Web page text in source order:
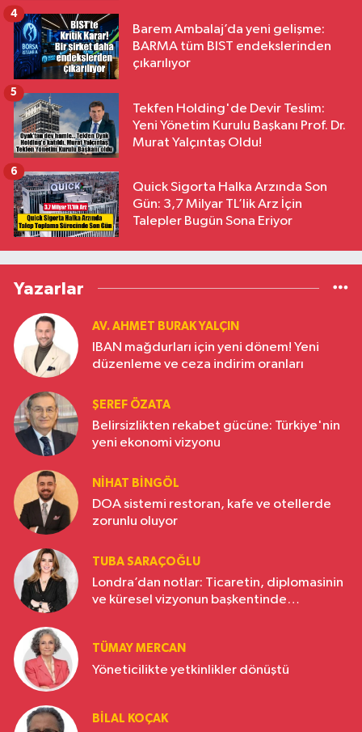
Barem Ambalaj’da yeni gelişme:
BARMA tüm BIST endekslerinden
çıkarılıyor
4
Tekfen Holding'de Devir Teslim:
Yeni Yönetim Kurulu Başkanı Prof. Dr.
Murat Yalçıntaş Oldu!
5
Quick Sigorta Halka Arzında Son
Gün: 3,7 Milyar TL’lik Arz İçin
Talepler Bugün Sona Eriyor
6
Yazarlar
AV. AHMET BURAK YALÇIN
IBAN mağdurları için yeni dönem! Yeni
düzenleme ve ceza indirim oranları
ŞEREF ÖZATA
Belirsizlikten rekabet gücüne: Türkiye'nin
yeni ekonomi vizyonu
NIHAT BINGÖL
DOA sistemi restoran, kafe ve otellerde
zorunlu oluyor
TUBA SARAÇOĞLU
Londra’dan notlar: Ticaretin, diplomasinin
ve küresel vizyonun başkentinde
TÜMAY MERCAN
Yöneticilikte yetkinlikler dönüştü
BILAL KOÇAK